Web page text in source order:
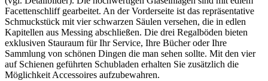
Facettenschliff gearbeitet. An der Vorderseite ist das repräsentative
Schmuckstück mit vier schwarzen Säulen versehen, die in edlen
Kapitellen aus Messing abschließen. Die drei Regalböden bieten
exklusiven Stauraum für Ihr Service, Ihre Bücher oder Ihre
Sammlung von schönen Dingen die man sehen sollte. Mit den vier
auf Schienen geführten Schubladen erhalten Sie zusätzlich die
Möglichkeit Accessoires aufzubewahren.